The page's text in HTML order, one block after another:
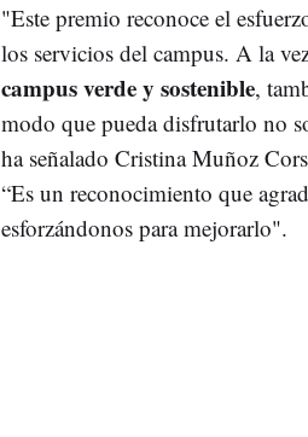
"Este premio reconoce el
los servicios del campus. A la
campus verde y sostenible,
modo que pueda disfrutarlo no
ha señalado Cristina Muñoz
“Es un reconocimiento que
esforzándonos para mejorarlo".